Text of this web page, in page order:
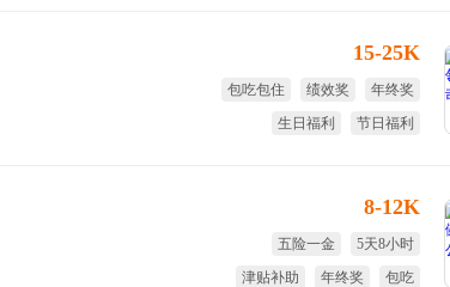
15-25K
包吃包住 绩效奖
年终奖
生日福利
节日福利
8-12K
五险一金
5天8小时
津贴补助
年终奖
包吃